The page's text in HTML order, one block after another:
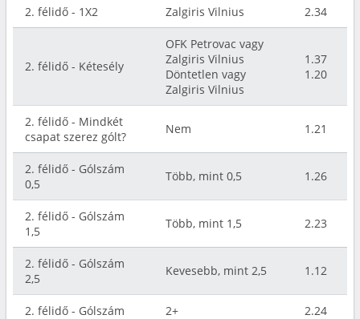
2. félidő - 1X2 Zalgiris Vilnius 2.34
2. félidő - Kétesély
OFK Petrovac vagy
Zalgiris Vilnius
Döntetlen vagy
Zalgiris Vilnius
1.37
1.20
2. félidő - Mindkét
csapat szerez gólt?
Nem 1.21
2. félidő - Gólszám
0,5
Több, mint 0,5 1.26
2. félidő - Gólszám
1,5
Több, mint 1,5 2.23
2. félidő - Gólszám
2,5
Kevesebb, mint 2,5 1.12
2. félidő - Gólszám 2+ 2.24